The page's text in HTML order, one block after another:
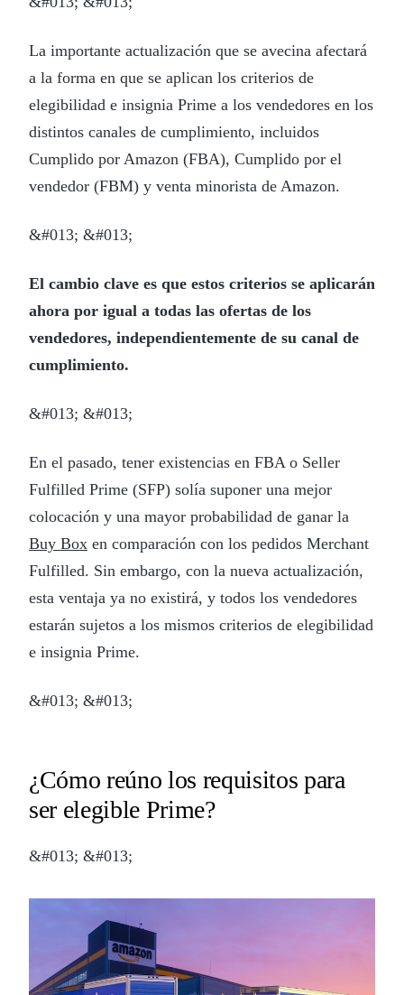
La importante actualización que se avecina afectará
a la forma en que se aplican los criterios de
elegibilidad e insignia Prime a los vendedores en los
distintos canales de cumplimiento, incluidos
Cumplido por Amazon (FBA), Cumplido por el
vendedor (FBM) y venta minorista de Amazon.
&#013; &#013;
El cambio clave es que estos criterios se aplicarán
ahora por igual a todas las ofertas de los
vendedores, independientemente de su canal de
cumplimiento.
&#013; &#013;
En el pasado, tener existencias en FBA o Seller
Fulfilled Prime (SFP) solía suponer una mejor
colocación y una mayor probabilidad de ganar la
Buy Box en comparación con los pedidos Merchant
Fulfilled. Sin embargo, con la nueva actualización,
esta ventaja ya no existirá, y todos los vendedores
estarán sujetos a los mismos criterios de elegibilidad
e insignia Prime.
&#013; &#013;
¿Cómo reúno los requisitos para
ser elegible Prime?
&#013; &#013;